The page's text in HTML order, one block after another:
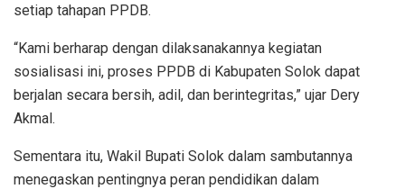
setiap tahapan PPDB.
“Kami berharap dengan dilaksanakannya kegiatan
sosialisasi ini, proses PPDB di Kabupaten Solok dapat
berjalan secara bersih, adil, dan berintegritas,” ujar Dery
Akmal.
Sementara itu, Wakil Bupati Solok dalam sambutannya
menegaskan pentingnya peran pendidikan dalam